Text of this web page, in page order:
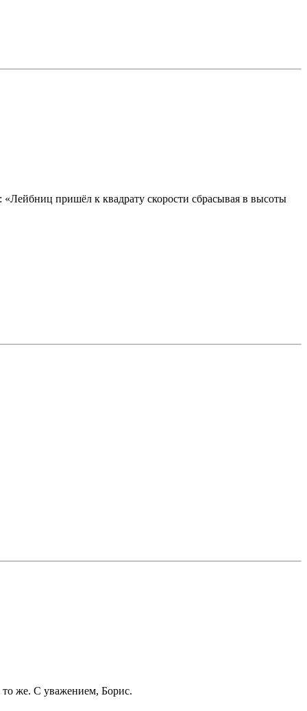
пришёл к квадрату скорости сбрасывая в высоты
то же. С уважением, Борис.